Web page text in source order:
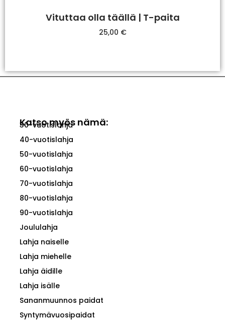
Vituttaa olla täällä | T-paita
25,00 €
Katso myös nämä:
30-vuotislahja
40-vuotislahja
50-vuotislahja
60-vuotislahja
70-vuotislahja
80-vuotislahja
90-vuotislahja
Joululahja
Lahja naiselle
Lahja miehelle
Lahja äidille
Lahja isälle
Sananmuunnos paidat
Syntymävuosipaidat